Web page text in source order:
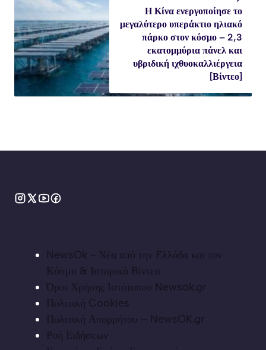
Η Κίνα ενεργοποίησε το
μεγαλύτερο υπεράκτιο ηλιακό
πάρκο στον κόσμο – 2,3
εκατομμύρια πάνελ και
υβριδική ιχθυοκαλλιέργεια
[Βίντεο]
NewsOk - Νέα από την Ελλάδα και τον
Κόσμο & Ιστορικά Βίντεο
Όροι Χρήσης Ιστότοπου Newsok.gr
Πολιτική Cookies
Πολιτική Απορρήτου – NewsOK.gr
Ροή Ειδήσεων